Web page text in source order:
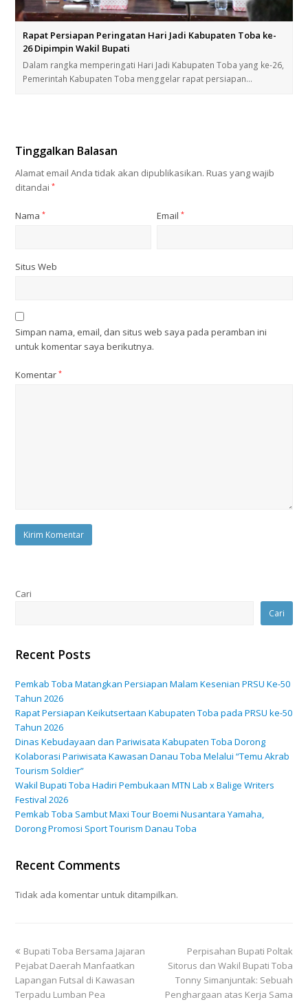
Rapat Persiapan Peringatan Hari Jadi Kabupaten Toba ke-
26 Dipimpin Wakil Bupati
Dalam rangka memperingati Hari Jadi Kabupaten Toba yang ke-26,
Pemerintah Kabupaten Toba menggelar rapat persiapan…
Tinggalkan Balasan
Alamat email Anda tidak akan dipublikasikan. Ruas yang wajib
ditandai*
Nama* Email*
Situs Web
Simpan nama, email, dan situs web saya pada peramban ini
untuk komentar saya berikutnya.
Komentar*
Cari
Cari
Recent Posts
Pemkab Toba Matangkan Persiapan Malam Kesenian PRSU Ke-50
Tahun 2026
Rapat Persiapan Keikutsertaan Kabupaten Toba pada PRSU ke-50
Tahun 2026
Dinas Kebudayaan dan Pariwisata Kabupaten Toba Dorong
Kolaborasi Pariwisata Kawasan Danau Toba Melalui “Temu Akrab
Tourism Soldier”
Wakil Bupati Toba Hadiri Pembukaan MTN Lab x Balige Writers
Festival 2026
Pemkab Toba Sambut Maxi Tour Boemi Nusantara Yamaha,
Dorong Promosi Sport Tourism Danau Toba
Recent Comments
Tidak ada komentar untuk ditampilkan.
Bupati Toba Bersama Jajaran
Pejabat Daerah Manfaatkan
Lapangan Futsal di Kawasan
Terpadu Lumban Pea
Perpisahan Bupati Poltak
Sitorus dan Wakil Bupati Toba
Tonny Simanjuntak: Sebuah
Penghargaan atas Kerja Sama